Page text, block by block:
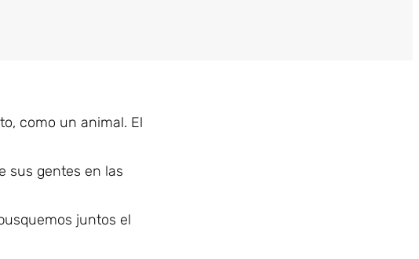
como un animal. El
sus gentes en las
juntos el